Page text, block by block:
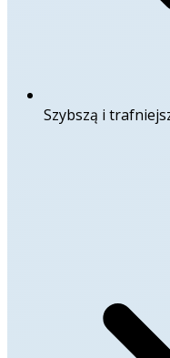
Szybszą i